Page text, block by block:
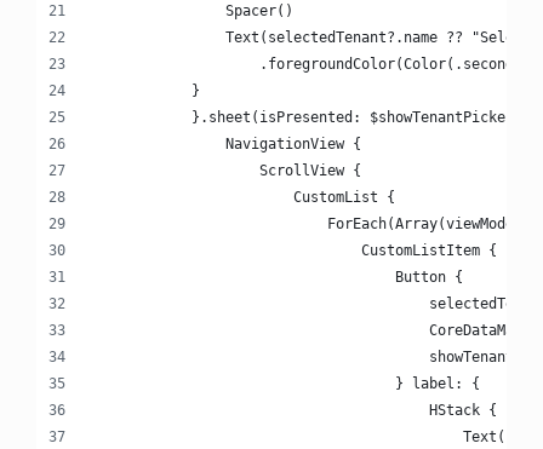
                Spacer()
Text(selectedTenant?.name ?? "Select
            }
}.sheet(isPresented: $showTenantPicker,
                NavigationView {
                    ScrollView {
                        CustomList {
                                CustomListItem {
                                    Button {
                                    } label: {
                                        HStack {